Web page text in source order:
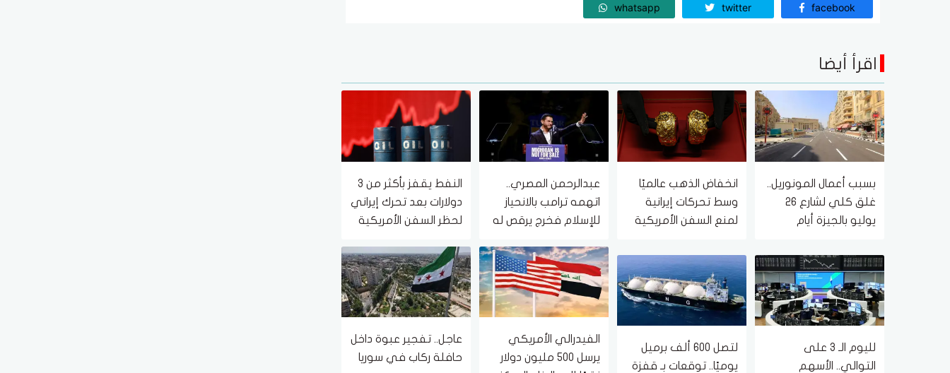
facebook
twitter
whatsapp
اقرأ أيضا
بسبب أعمال المونوريل..
غلق كلي لشارع 26
يوليو بالجيزة أيام
(التفاصيل)
انخفاض الذهب عالميًا
وسط تحركات إيرانية
لمنع السفن الأمريكية
هرمز
عبدالرحمن المصري..
اتهمه ترامب بالانحياز
للإسلام فخرج يرقص له
النفط يقفز بأكثر من 3
دولارات بعد تحرك إيراني
لحظر السفن الأمريكية
لليوم الـ 3 على
التوالي.. الأسهم
لتصل 600 ألف برميل
يوميًا.. توقعات بـ قفزة
الفيدرالي الأمريكي
يرسل 500 مليون دولار
عاجل.. تفجير عبوة داخل
حافلة ركاب في سوريا